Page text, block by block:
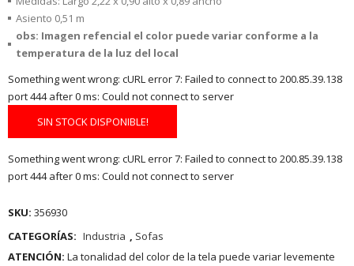
Asiento 0,51 m
obs: Imagen refencial el color puede variar conforme a la
temperatura de la luz del local
Something went wrong: cURL error 7: Failed to connect to 200.85.39.138
port 444 after 0 ms: Could not connect to server
SIN STOCK DISPONIBLE!
Something went wrong: cURL error 7: Failed to connect to 200.85.39.138
port 444 after 0 ms: Could not connect to server
SKU: 356930
CATEGORÍAS: Industria , Sofas
ATENCIÓN: La tonalidad del color de la tela puede variar levemente